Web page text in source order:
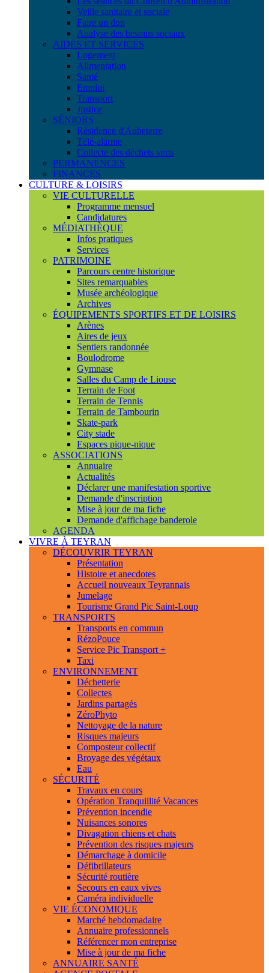
Veille sanitaire et sociale
Faire un don
Analyse des besoins sociaux
AIDES ET SERVICES
Logement
Alimentation
Santé
Emploi
Transport
Justice
SÉNIORS
Résidence d'Aubeterre
Télé-alarme
Collecte des déchets verts
PERMANENCES
FINANCES
CULTURE & LOISIRS
VIE CULTURELLE
Programme mensuel
Candidatures
MÉDIATHÈQUE
Infos pratiques
Services
PATRIMOINE
Parcours centre historique
Sites remarquables
Musée archéologique
Archives
ÉQUIPEMENTS SPORTIFS ET DE LOISIRS
Arènes
Aires de jeux
Sentiers randonnée
Boulodrome
Gymnase
Salles du Camp de Liouse
Terrain de Foot
Terrain de Tennis
Terrain de Tambourin
Skate-park
City stade
Espaces pique-nique
ASSOCIATIONS
Annuaire
Actualités
Déclarer une manifestation sportive
Demande d'inscription
Mise à jour de ma fiche
Demande d'affichage banderole
AGENDA
VIVRE À TEYRAN
DÉCOUVRIR TEYRAN
Présentation
Histoire et anecdotes
Accueil nouveaux Teyrannais
Jumelage
Tourisme Grand Pic Saint-Loup
TRANSPORTS
Transports en commun
RézoPouce
Service Pic Transport +
Taxi
ENVIRONNEMENT
Déchetterie
Collectes
Jardins partagés
ZéroPhyto
Nettoyage de la nature
Risques majeurs
Composteur collectif
Broyage des végétaux
Eau
SÉCURITÉ
Travaux en cours
Opération Tranquillité Vacances
Prévention incendie
Nuisances sonores
Divagation chiens et chats
Prévention des risques majeurs
Démarchage à domicile
Défibrillateurs
Sécurité routière
Secours en eaux vives
Caméra individuelle
VIE ÉCONOMIQUE
Marché hebdomadaire
Annuaire professionnels
Référencer mon entreprise
Mise à jour de ma fiche
ANNUAIRE SANTÉ